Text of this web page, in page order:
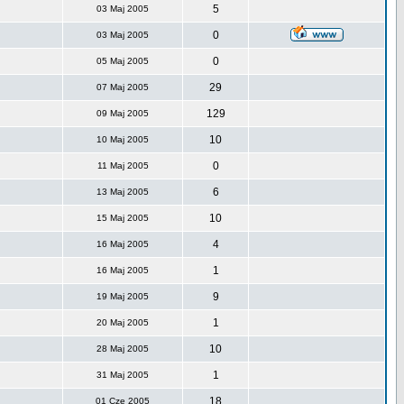
03 Maj 2005 5
03 Maj 2005 0
05 Maj 2005 0
07 Maj 2005 29
09 Maj 2005 129
10 Maj 2005 10
11 Maj 2005 0
13 Maj 2005 6
15 Maj 2005 10
16 Maj 2005 4
16 Maj 2005 1
19 Maj 2005 9
20 Maj 2005 1
28 Maj 2005 10
31 Maj 2005 1
01 Cze 2005 18